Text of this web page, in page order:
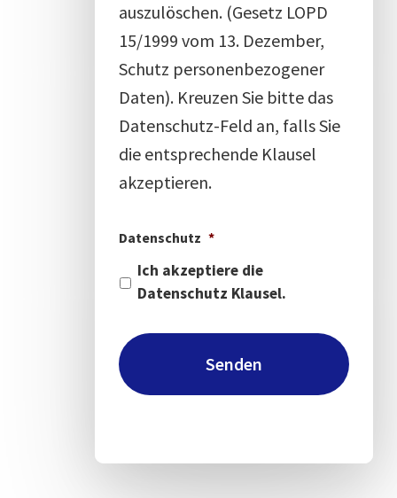
auszulöschen. (Gesetz LOPD
15/1999 vom 13. Dezember,
Schutz personenbezogener
Daten). Kreuzen Sie bitte das
Datenschutz-Feld an, falls Sie
die entsprechende Klausel
akzeptieren.
Datenschutz *
Ich akzeptiere die
Datenschutz Klausel.